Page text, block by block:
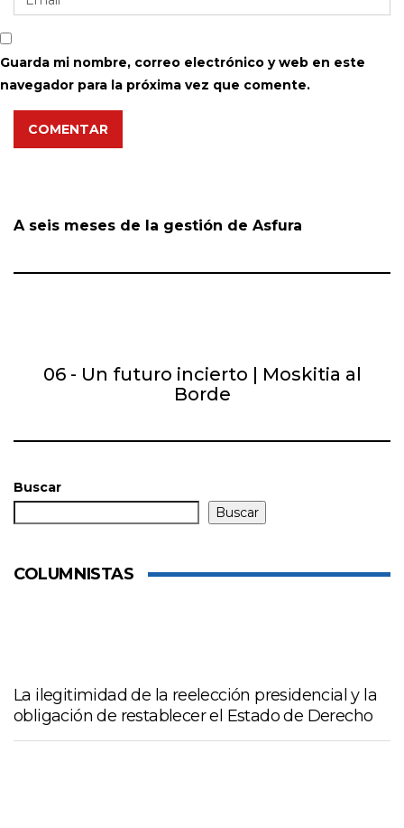
Guarda mi nombre, correo electrónico y web en este
navegador para la próxima vez que comente.
COMENTAR
A seis meses de la gestión de Asfura
06 - Un futuro incierto | Moskitia al
Borde
Buscar
Buscar
COLUMNISTAS
La ilegitimidad de la reelección presidencial y la
obligación de restablecer el Estado de Derecho